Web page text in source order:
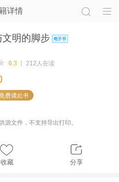
详情
明的脚步
6.3
212人在读
源文件，不支持导出打印。
收藏 分享